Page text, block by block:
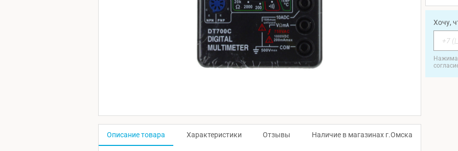
Хочу,
Описание товара Характеристики Отзывы Наличие в магазинах г.Омска